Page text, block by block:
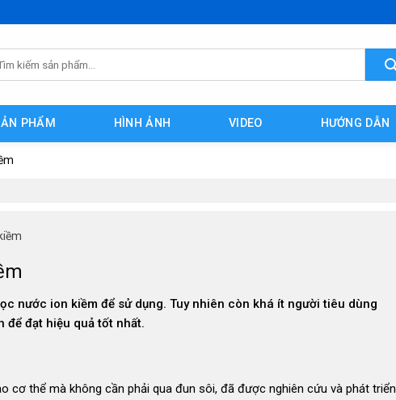
PHẨM HÌNH ẢNH VIDEO HƯỚNG DẪN
nước ion kiềm để sử dụng. Tuy nhiên còn khá ít người tiêu dùng
đạt hiệu quả tốt nhất.
cơ thể mà không cần phải qua đun sôi, đã được nghiên cứu và phát triển